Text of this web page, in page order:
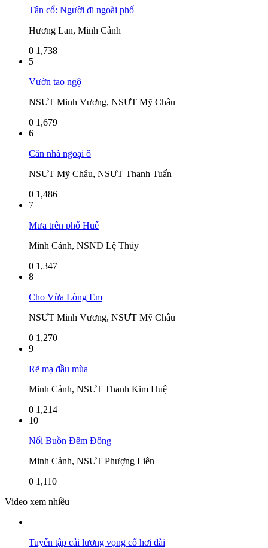
Tân cổ: Người đi ngoài phố
Hương Lan, Minh Cảnh
0 1,738
5
Vườn tao ngộ
NSƯT Minh Vương, NSƯT Mỹ Châu
0 1,679
6
Căn nhà ngoại ô
NSƯT Mỹ Châu, NSƯT Thanh Tuấn
0 1,486
7
Mưa trên phố Huế
Minh Cảnh, NSND Lệ Thủy
0 1,347
8
Cho Vừa Lòng Em
NSƯT Minh Vương, NSƯT Mỹ Châu
0 1,270
9
Rẽ mạ đầu mùa
Minh Cảnh, NSƯT Thanh Kim Huệ
0 1,214
10
Nổi Buồn Đêm Đông
Minh Cảnh, NSƯT Phượng Liên
0 1,110
Video xem nhiều
Tuyển tập cải lương vọng cổ hơi dài